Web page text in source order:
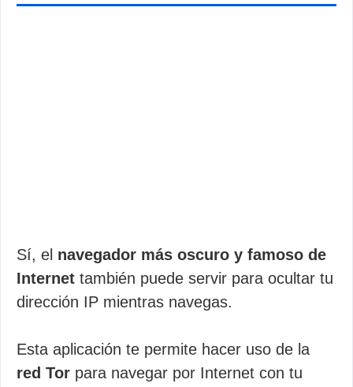
Sí, el navegador más oscuro y famoso de
Internet también puede servir para ocultar tu
dirección IP mientras navegas.
Esta aplicación te permite hacer uso de la
red Tor para navegar por Internet con tu